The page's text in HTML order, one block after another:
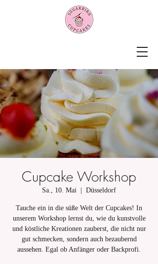
Cupcake Workshop
Sa., 10. Mai Düsseldorf
Tauche ein in die süße Welt der Cupcakes! In
unserem Workshop lernst du, wie du kunstvolle
und köstliche Kreationen zauberst, die nicht nur
gut schmecken, sondern auch bezaubernd
aussehen. Egal ob Anfänger oder Backprofi.